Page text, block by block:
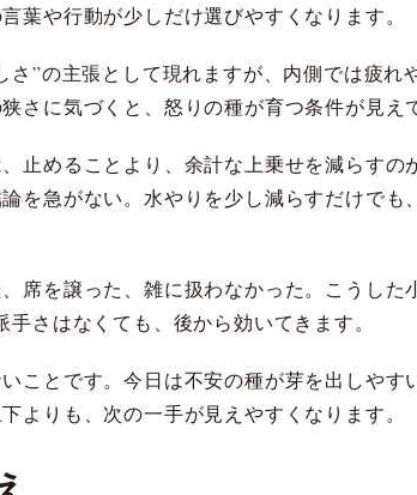
葉や行動が少しだけ選びやすくなります。
”の主張として現れますが、内側では疲れ
さに気づくと、怒りの種が育つ条件が見え
止めることより、余計な上乗せを減らすの
を急がない。水やりを少し減らすだけでも
席を譲った、雑に扱わなかった。こうした
さはなくても、後から効いてきます。
ことです。今日は不安の種が芽を出しやす
よりも、次の一手が見えやすくなります。